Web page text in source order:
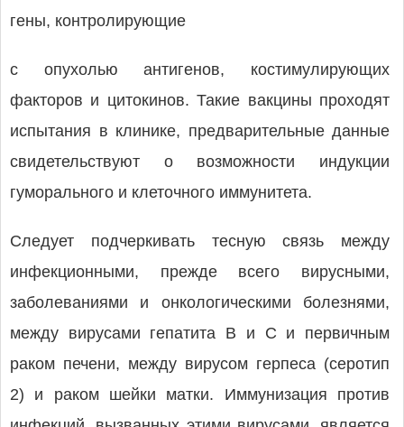
гены, контролирующие
с опухолью антигенов, костимулирующих
факторов и цитокинов. Такие вакцины проходят
испытания в клинике, предварительные данные
свидетельствуют о возможности индукции
гуморального и клеточного иммунитета.
Следует подчеркивать тесную связь между
инфекционными, прежде всего вирусными,
заболеваниями и онкологическими болезнями,
между вирусами гепатита В и С и первичным
раком печени, между вирусом герпеса (серотип
2) и раком шейки матки. Иммунизация против